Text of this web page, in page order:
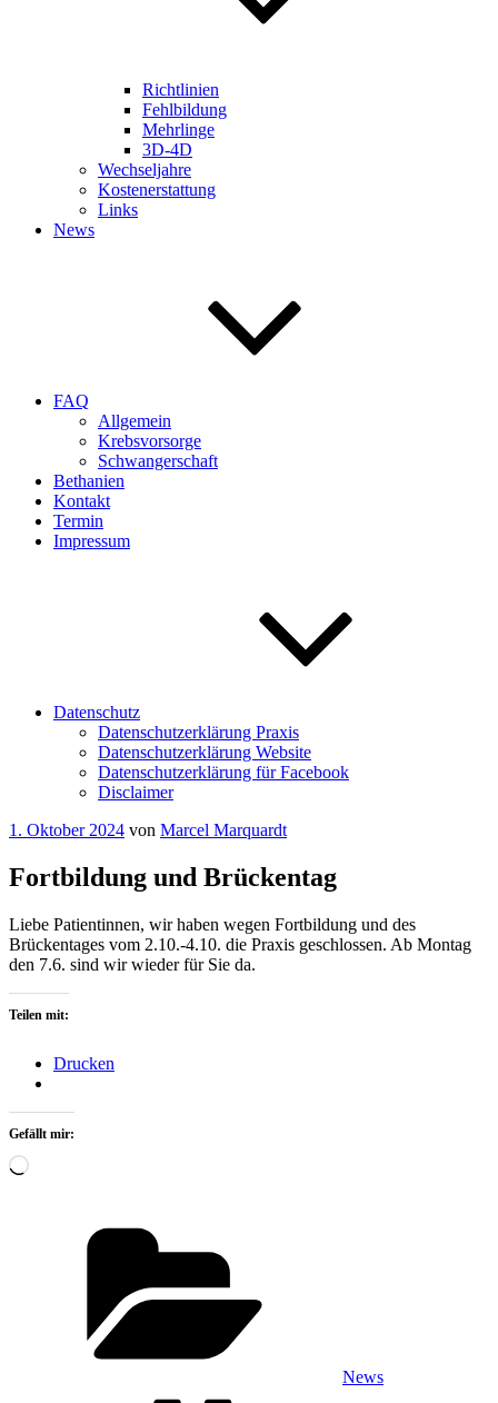
Richtlinien
Fehlbildung
Mehrlinge
3D-4D
Wechseljahre
Kostenerstattung
Links
News
FAQ
Allgemein
Krebsvorsorge
Schwangerschaft
Bethanien
Kontakt
Termin
Impressum
Datenschutz
Datenschutzerklärung Praxis
Datenschutzerklärung Website
Datenschutzerklärung für Facebook
Disclaimer
Veröffentlicht
1. Oktober 2024 von Marcel Marquardt
Fortbildung und Brückentag
Liebe Patientinnen, wir haben wegen Fortbildung und des
Brückentages vom 2.10.-4.10. die Praxis geschlossen. Ab Montag
den 7.6. sind wir wieder für Sie da.
Teilen mit:
Drucken
Gefällt mir:
Wird
News